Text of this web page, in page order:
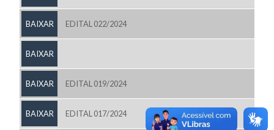
BAIXAR EDITAL 022/2024
BAIXAR
BAIXAR EDITAL 019/2024
BAIXAR EDITAL 017/2024